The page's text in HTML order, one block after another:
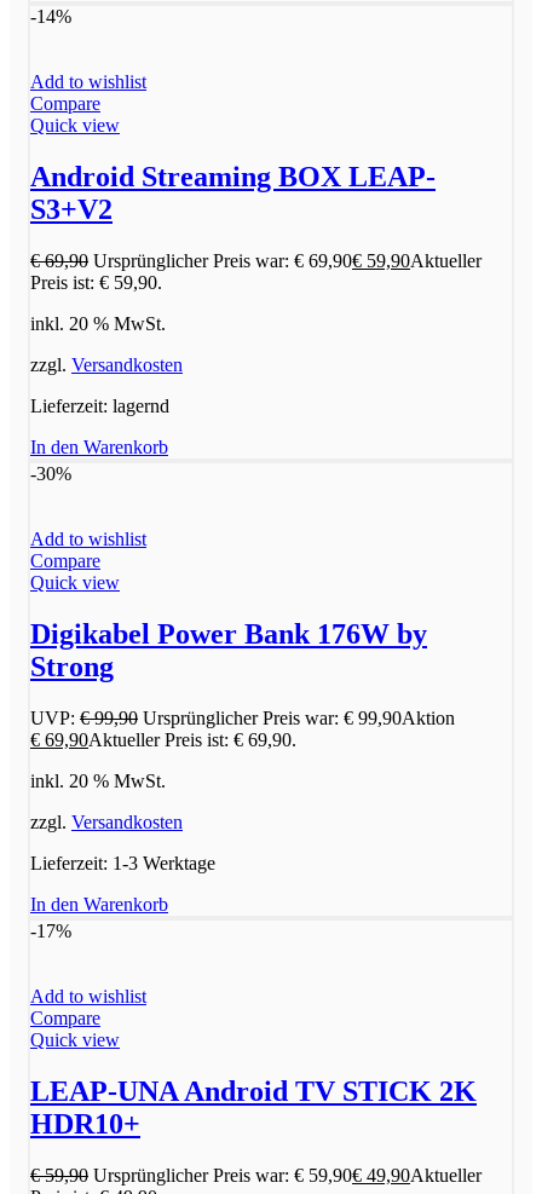
-14%
Add to wishlist
Compare
Quick view
Android Streaming BOX LEAP-
S3+V2
€69,90 Ursprünglicher Preis war: € 69,90€ 59,90Aktueller
Preis ist: € 59,90.
inkl. 20 % MwSt.
zzgl. Versandkosten
Lieferzeit: lagernd
In den Warenkorb
-30%
Add to wishlist
Compare
Quick view
Digikabel Power Bank 176W by
Strong
UVP: €99,90 Ursprünglicher Preis war: € 99,90Aktion
€ 69,90Aktueller Preis ist: € 69,90.
inkl. 20 % MwSt.
zzgl. Versandkosten
Lieferzeit: 1-3 Werktage
In den Warenkorb
-17%
Add to wishlist
Compare
Quick view
LEAP-UNA Android TV STICK 2K
HDR10+
€59,90 Ursprünglicher Preis war: € 59,90€ 49,90Aktueller